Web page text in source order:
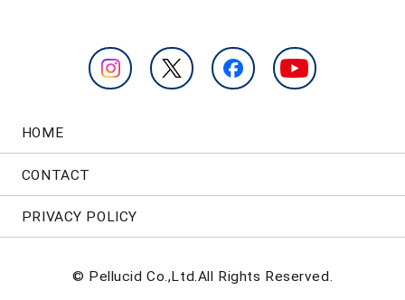
HOME
CONTACT
PRIVACY POLICY
© Pellucid Co.,Ltd.All Rights Reserved.